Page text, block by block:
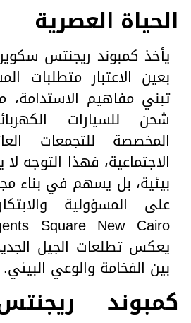
الحياة العصرية
يأخذ كمبوند ريجنتس
بعين الاعتبار متطلبات
تبني مفاهيم الاستدامة،
شحن للسيارات
المخصصة للتجمعات
الاجتماعية، فهذا
بيئية، بل يسهم في بناء
على المسؤولية
Square New Cairo
يعكس تطلعات الجيل
بين الفخامة والوعي البيئي.
كمبوند